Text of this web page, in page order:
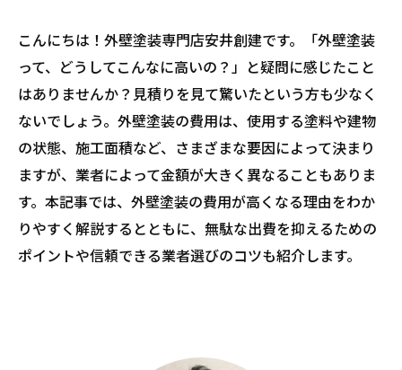
こんにちは！外壁塗装専門店安井創建です。「外壁塗装
って、どうしてこんなに高いの？」と疑問に感じたこと
はありませんか？見積りを見て驚いたという方も少なく
ないでしょう。外壁塗装の費用は、使用する塗料や建物
の状態、施工面積など、さまざまな要因によって決まり
ますが、業者によって金額が大きく異なることもありま
す。本記事では、外壁塗装の費用が高くなる理由をわか
りやすく解説するとともに、無駄な出費を抑えるための
ポイントや信頼できる業者選びのコツも紹介します。